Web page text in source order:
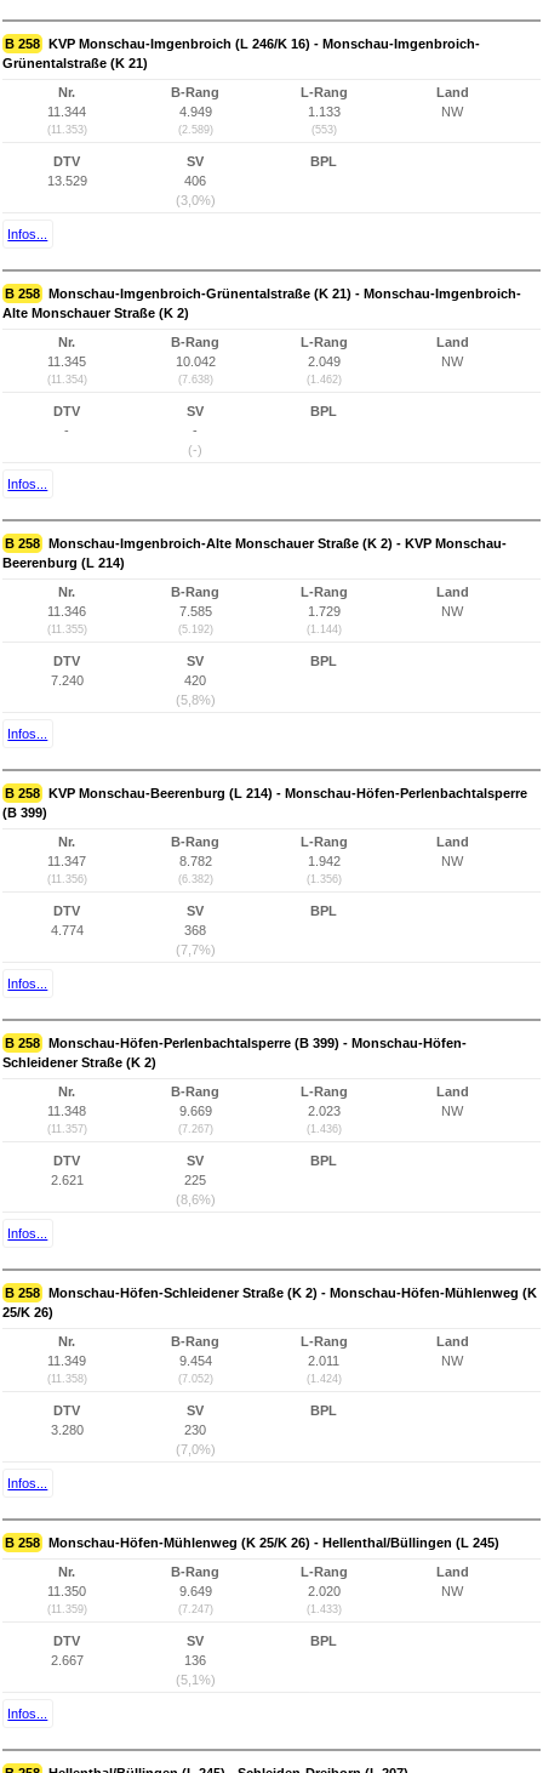
B 258 KVP Monschau-Imgenbroich (L 246/K 16) - Monschau-Imgenbroich-
Grünentalstraße (K 21)
Nr.
11.344
(11.353)
B-Rang
4.949
(2.589)
L-Rang
1.133
(553)
Land
NW
DTV
13.529
SV
406
(3,0%)
BPL
Infos...
B 258 Monschau-Imgenbroich-Grünentalstraße (K 21) - Monschau-Imgenbroich-
Alte Monschauer Straße (K 2)
Nr.
11.345
(11.354)
B-Rang
10.042
(7.638)
L-Rang
2.049
(1.462)
Land
NW
DTV
-
SV
-
(-)
BPL
Infos...
B 258 Monschau-Imgenbroich-Alte Monschauer Straße (K 2) - KVP Monschau-
Beerenburg (L 214)
Nr.
11.346
(11.355)
B-Rang
7.585
(5.192)
L-Rang
1.729
(1.144)
Land
NW
DTV
7.240
SV
420
(5,8%)
BPL
Infos...
B 258 KVP Monschau-Beerenburg (L 214) - Monschau-Höfen-Perlenbachtalsperre
(B 399)
Nr.
11.347
(11.356)
B-Rang
8.782
(6.382)
L-Rang
1.942
(1.356)
Land
NW
DTV
4.774
SV
368
(7,7%)
BPL
Infos...
B 258 Monschau-Höfen-Perlenbachtalsperre (B 399) - Monschau-Höfen-
Schleidener Straße (K 2)
Nr.
11.348
(11.357)
B-Rang
9.669
(7.267)
L-Rang
2.023
(1.436)
Land
NW
DTV
2.621
SV
225
(8,6%)
BPL
Infos...
B 258 Monschau-Höfen-Schleidener Straße (K 2) - Monschau-Höfen-Mühlenweg (K
25/K 26)
Nr.
11.349
(11.358)
B-Rang
9.454
(7.052)
L-Rang
2.011
(1.424)
Land
NW
DTV
3.280
SV
230
(7,0%)
BPL
Infos...
B 258 Monschau-Höfen-Mühlenweg (K 25/K 26) - Hellenthal/Büllingen (L 245)
Nr.
11.350
(11.359)
B-Rang
9.649
(7.247)
L-Rang
2.020
(1.433)
Land
NW
DTV
2.667
SV
136
(5,1%)
BPL
Infos...